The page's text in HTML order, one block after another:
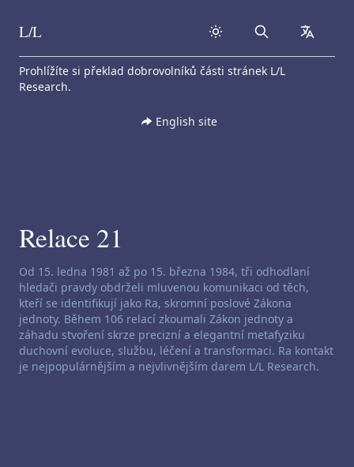
Skip to content
L/L Search
Prohlížíte si překlad dobrovolníků části stránek L/L
Research.
English site
Relace 21
Zřeknutí se odpovědnosti za channeling:
Od 15. ledna 1981 až po 15. března 1984, tři odhodlaní
hledači pravdy obdrželi mluvenou komunikaci od těch,
kteří se identifikují jako Ra, skromní poslové Zákona
jednoty. Během 106 relací zkoumali Zákon jednoty a
záhadu stvoření skrze precizní a elegantní metafyziku
duchovní evoluce, službu, léčení a transformaci. Ra kontakt
je nejpopulárnějším a nejvlivnějším darem L/L Research.